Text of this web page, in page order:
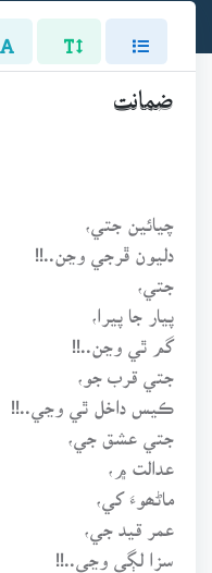
ضمانت
چيائين جتي،
دليون ڦرجي وڃن..!!
پيار جا پيرا،
گم ٿي وڃن..!!
ڪيس داخل ٿي وڃي..!!
عدالت ۾،
ماڻھوءَ کي،
سزا لڳي وڃي..!!